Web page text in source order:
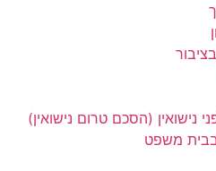
נישואין (הסכם טרום נישואין)
משפט